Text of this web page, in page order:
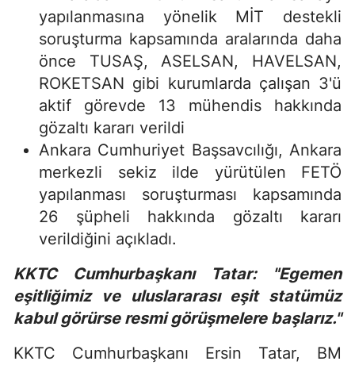
yapılanmasına yönelik MİT destekli
soruşturma kapsamında aralarında daha
önce TUSAŞ, ASELSAN, HAVELSAN,
ROKETSAN gibi kurumlarda çalışan 3'ü
aktif görevde 13 mühendis hakkında
gözaltı kararı verildi
Ankara Cumhuriyet Başsavcılığı, Ankara
merkezli sekiz ilde yürütülen FETÖ
yapılanması soruşturması kapsamında
26 şüpheli hakkında gözaltı kararı
verildiğini açıkladı.
KKTC Cumhurbaşkanı Tatar: "Egemen
eşitliğimiz ve uluslararası eşit statümüz
kabul görürse resmi görüşmelere başlarız."
KKTC Cumhurbaşkanı Ersin Tatar, BM